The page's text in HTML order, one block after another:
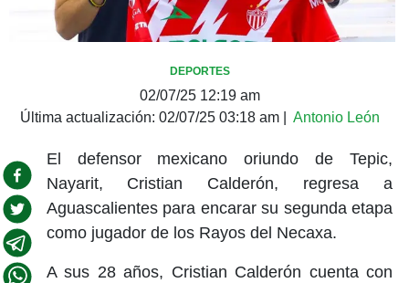
DEPORTES
02/07/25 12:19 am
Última actualización: 02/07/25 03:18 am Antonio León
El defensor mexicano oriundo de Tepic,
Nayarit, Cristian Calderón, regresa a
Aguascalientes para encarar su segunda etapa
como jugador de los Rayos del Necaxa.
A sus 28 años, Cristian Calderón cuenta con